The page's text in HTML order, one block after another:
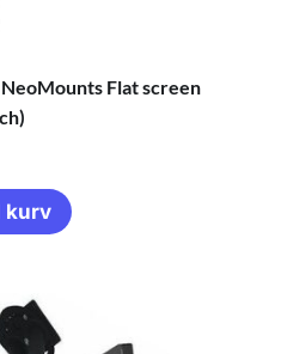
Flat screen
kurv